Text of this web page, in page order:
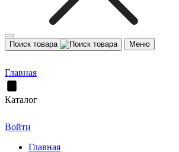
Поиск товара Меню
Главная
Каталог
Войти
Главная